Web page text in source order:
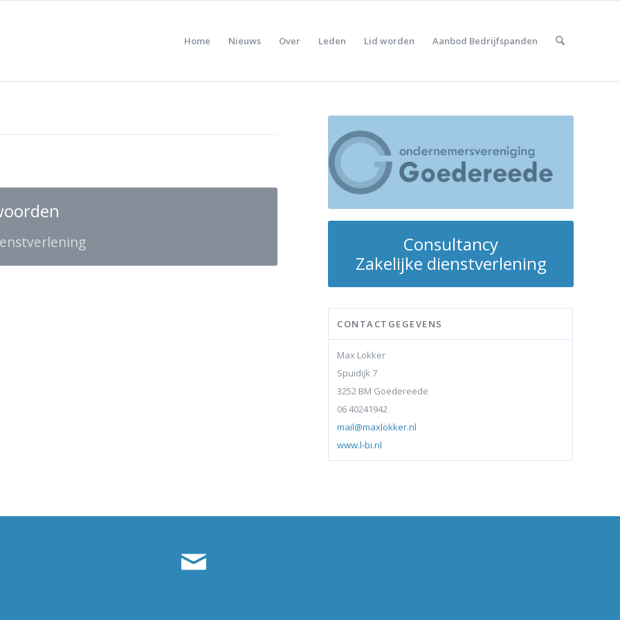
Home Nieuws Over Leden Lid worden Aanbod Bedrijfspanden
Consultancy
Zakelijke dienstverlening
CONTACTGEGEVENS
Max Lokker
Spuidijk 7
3252 BM Goedereede
06 40241942
mail@maxlokker.nl
www.l-bi.nl